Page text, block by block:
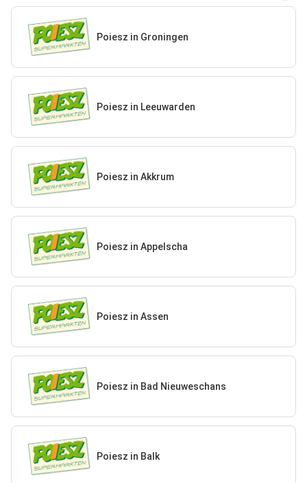
Poiesz in Groningen
Poiesz in Leeuwarden
Poiesz in Akkrum
Poiesz in Appelscha
Poiesz in Assen
Poiesz in Bad Nieuweschans
Poiesz in Balk